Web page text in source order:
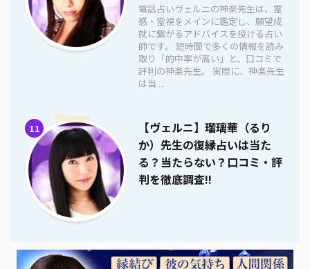
電話占いヴェルニの神楽先生は、霊
感・霊視をメインに鑑定し、願望成
就に繋がるアドバイスを授ける占い
師です。 短時間で多くの情報を読み
取り「的中率が高い」と、口コミで
評判の神楽先生。 実際に、神楽先生
は当 ...
11
【ヴェルニ】瑠璃華（るり
か）先生の復縁占いは当た
る？当たらない？口コミ・評
判を徹底調査!!